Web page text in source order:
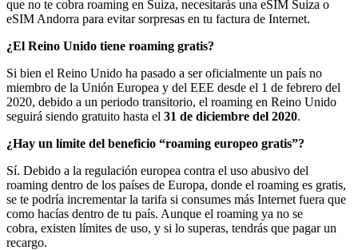
que no te cobra roaming en Suiza, necesitarás una eSIM Suiza o
eSIM Andorra para evitar sorpresas en tu factura de Internet.
¿El Reino Unido tiene roaming gratis?
Si bien el Reino Unido ha pasado a ser oficialmente un país no
miembro de la Unión Europea y del EEE desde el 1 de febrero del
2020, debido a un periodo transitorio, el roaming en Reino Unido
seguirá siendo gratuito hasta el 31 de diciembre del 2020.
¿Hay un límite del beneficio “roaming europeo gratis”?
Sí. Debido a la regulación europea contra el uso abusivo del
roaming dentro de los países de Europa, donde el roaming es gratis,
se te podría incrementar la tarifa si consumes más Internet fuera que
como hacías dentro de tu país. Aunque el roaming ya no se
cobra, existen límites de uso, y si lo superas, tendrás que pagar un
recargo.